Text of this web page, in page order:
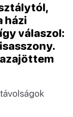
házi
válaszol: